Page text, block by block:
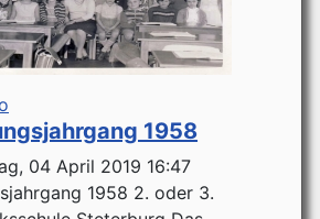
1958
04 April 2019 16:47
1958 2. oder 3.